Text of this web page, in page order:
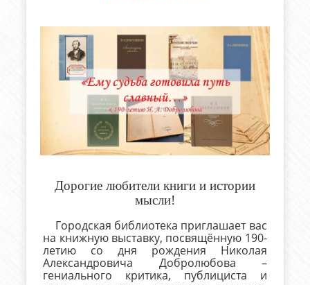
Дорогие любители книги и истории
мысли!
Городская библиотека приглашает вас
на книжную выставку, посвящённую 190-
летию со дня рождения Николая
Александровича Добролюбова –
гениального критика, публициста и